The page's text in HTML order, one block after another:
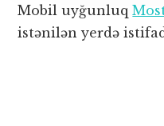
Mobil uyğunluq
istənilən yerdə